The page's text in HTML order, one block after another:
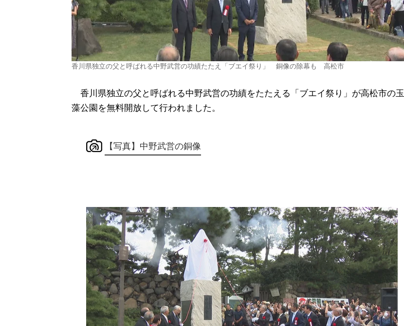
香川県独立の父と呼ばれる中野武営の功績たたえ「ブエイ祭り」 銅像の除幕も 高松市
香川県独立の父と呼ばれる中野武営の功績をたたえる「ブエイ祭り」が高松市の玉
藻公園を無料開放して行われました。
【写真】中野武営の銅像